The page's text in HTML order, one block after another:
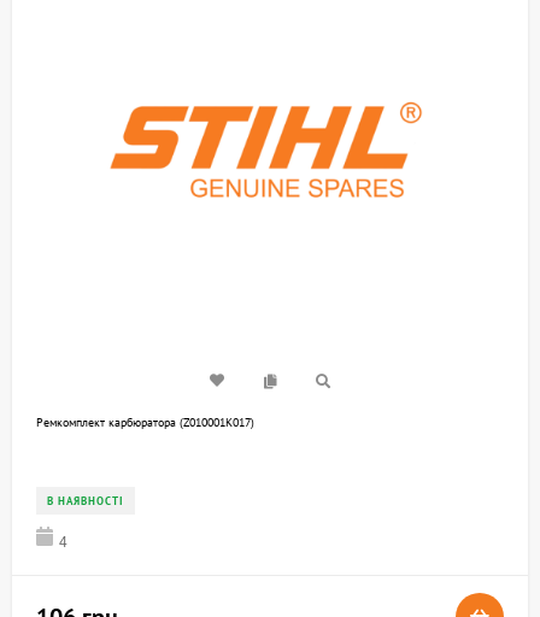
Ремкомплект карбюратора (Z010001K017)
В НАЯВНОСТІ
4